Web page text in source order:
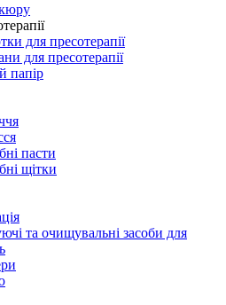
для пресотерапії
для пресотерапії
папір
пасти
щітки
та очищувальні засоби для